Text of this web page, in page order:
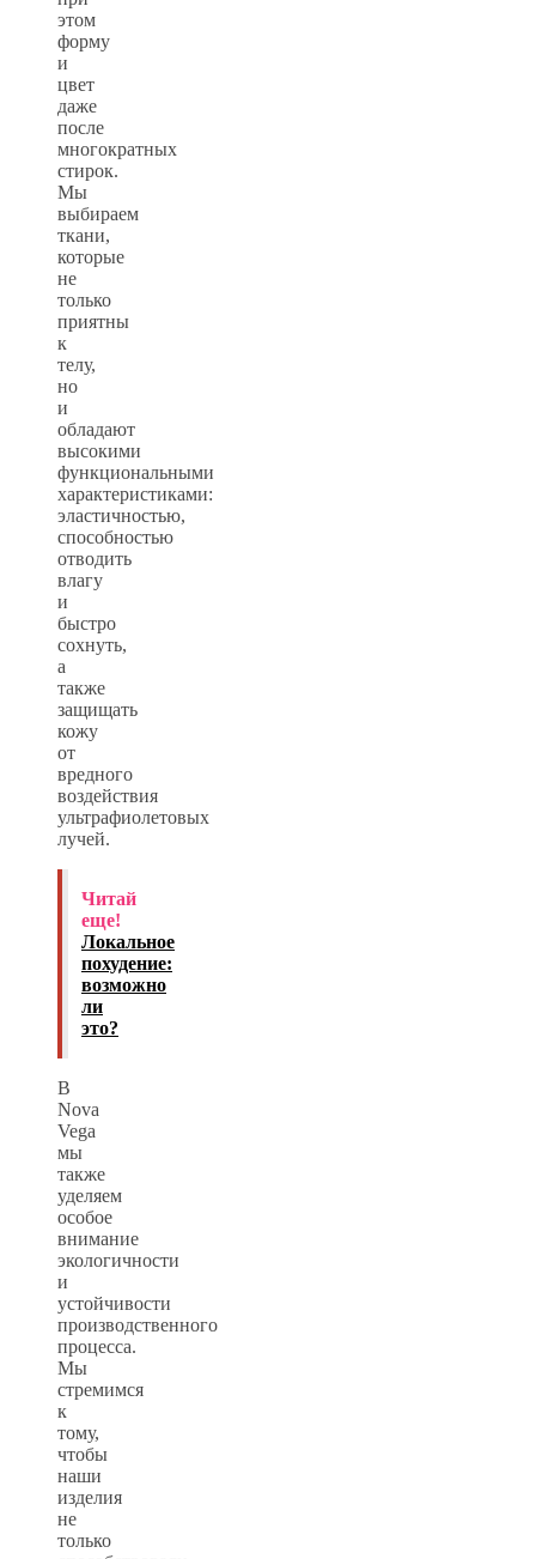
этом
форму
и
цвет
даже
после
многократных
стирок.
Мы
выбираем
ткани,
которые
не
только
приятны
к
телу,
но
и
обладают
высокими
функциональными
характеристиками:
эластичностью,
способностью
отводить
влагу
и
быстро
сохнуть,
а
также
защищать
кожу
от
вредного
воздействия
ультрафиолетовых
лучей.
Читай
еще!
Локальное
похудение:
возможно
ли
это?
В
Nova
Vega
мы
также
уделяем
особое
внимание
экологичности
и
устойчивости
производственного
процесса.
Мы
стремимся
к
тому,
чтобы
наши
изделия
не
только